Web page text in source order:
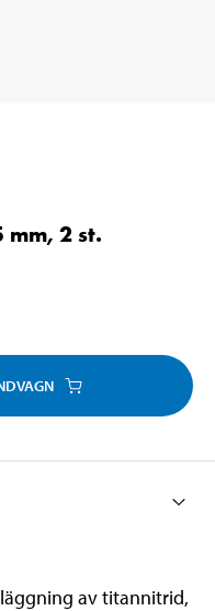
mm, 2 st.
av titannitrid,